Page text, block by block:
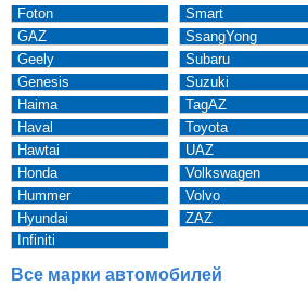
Foton
GAZ
Geely
Genesis
Haima
Haval
Hawtai
Honda
Hummer
Hyundai
Infiniti
Smart
SsangYong
Subaru
Suzuki
TagAZ
Toyota
UAZ
Volkswagen
Volvo
ZAZ
Все марки автомобилей